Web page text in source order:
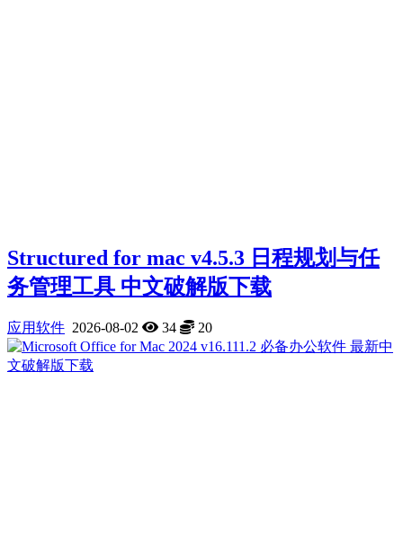
Structured for mac v4.5.3 日程规划与任
务管理工具 中文破解版下载
应用软件 2026-08-02 34 20